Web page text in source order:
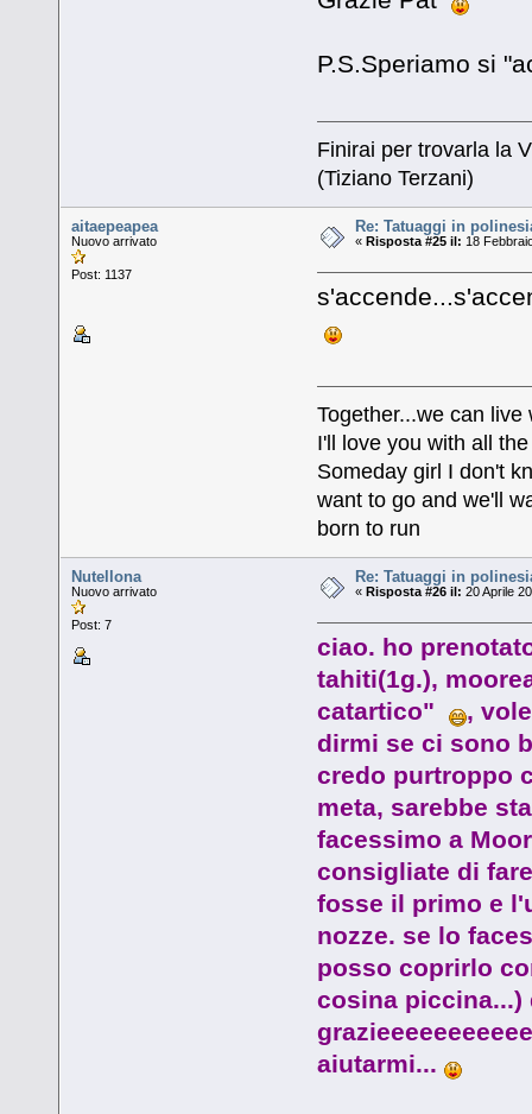
P.S.Speriamo si
Finirai per trovarla la
(Tiziano Terzani)
aitaepeapea
Nuovo arrivato
Post: 1137
Re: Tatuaggi in
«Risposta #25 il: 18
Together...we can live
I'll love you with all
Someday girl I don't
want to go and we'll
born to run
Nutellona
Nuovo arrivato
Post: 7
Re: Tatuaggi in
«Risposta #26 il: 20 Aprile
ciao. ho
tahiti(1g.),
catartico"
,
dirmi se ci sono
credo purtroppo
meta, sarebbe
facessimo a
consigliate di
fosse il primo e
nozze. se lo
posso coprirlo
cosina
aiutarmi...